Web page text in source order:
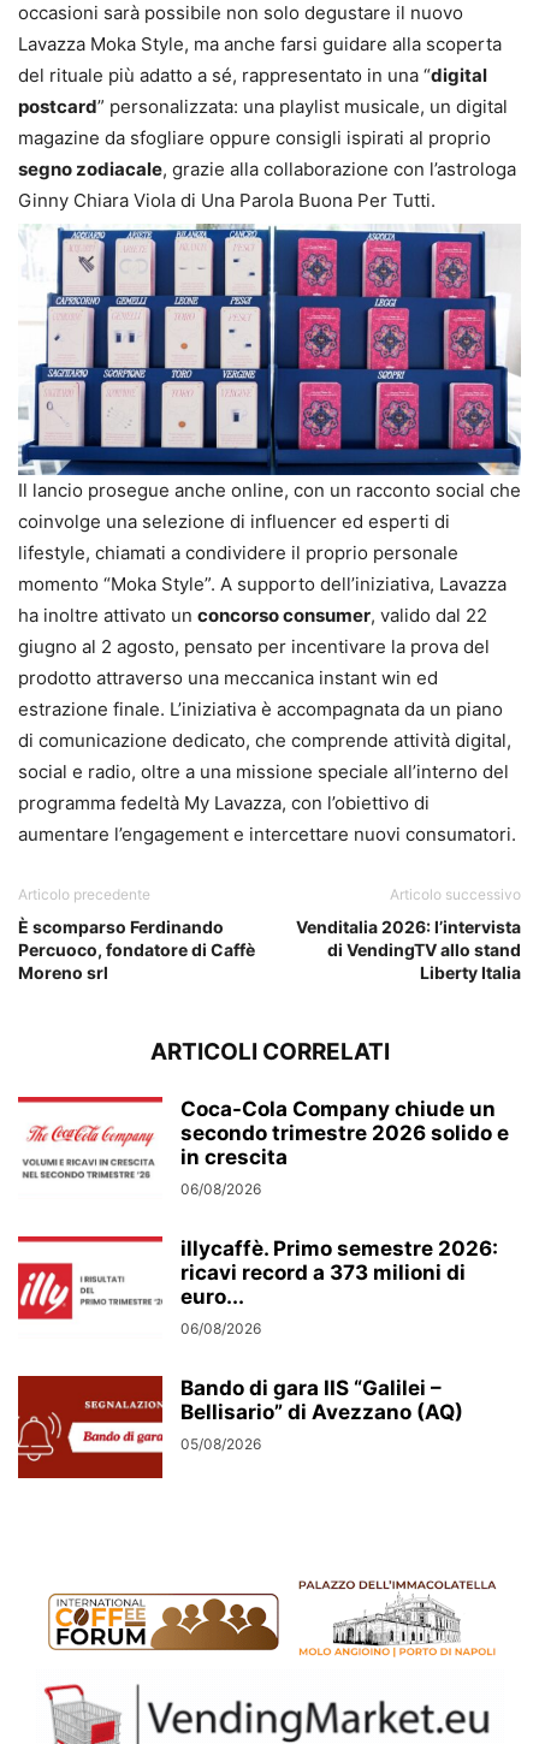
occasioni sarà possibile non solo degustare il nuovo
Lavazza Moka Style, ma anche farsi guidare alla scoperta
del rituale più adatto a sé, rappresentato in una “digital
postcard” personalizzata: una playlist musicale, un digital
magazine da sfogliare oppure consigli ispirati al proprio
segno zodiacale, grazie alla collaborazione con l’astrologa
Ginny Chiara Viola di Una Parola Buona Per Tutti.
Il lancio prosegue anche online, con un racconto social che
coinvolge una selezione di influencer ed esperti di
lifestyle, chiamati a condividere il proprio personale
momento “Moka Style”. A supporto dell’iniziativa, Lavazza
ha inoltre attivato un concorso consumer, valido dal 22
giugno al 2 agosto, pensato per incentivare la prova del
prodotto attraverso una meccanica instant win ed
estrazione finale. L’iniziativa è accompagnata da un piano
di comunicazione dedicato, che comprende attività digital,
social e radio, oltre a una missione speciale all’interno del
programma fedeltà My Lavazza, con l’obiettivo di
aumentare l’engagement e intercettare nuovi consumatori.
Articolo precedente
È scomparso Ferdinando
Percuoco, fondatore di Caffè
Moreno srl
Articolo successivo
Venditalia 2026: l’intervista
di VendingTV allo stand
Liberty Italia
ARTICOLI CORRELATI
Coca-Cola Company chiude un
secondo trimestre 2026 solido e
in crescita
06/08/2026
illycaffè. Primo semestre 2026:
ricavi record a 373 milioni di
euro...
06/08/2026
Bando di gara IIS “Galilei –
Bellisario” di Avezzano (AQ)
05/08/2026